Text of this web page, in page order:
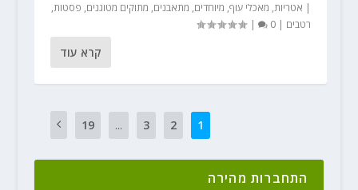
| אטריות, מאכלי עוף, מיוחדים, מתאבנים, מתוקים מטוגנים, פסטות,
רטבים |
0
|
קרא עוד
1
2
3
...
19
התחברות מהירה